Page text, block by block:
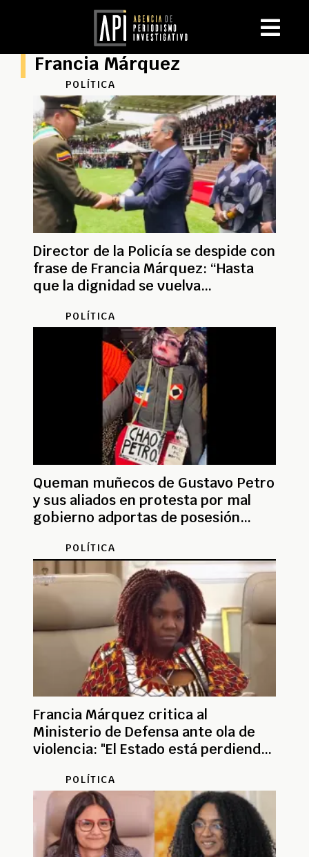
Francia Márquez
POLÍTICA
Director de la Policía se despide con
frase de Francia Márquez: “Hasta
que la dignidad se vuelva
POLÍTICA
Queman muñecos de Gustavo Petro
y sus aliados en protesta por mal
gobierno adportas de posesión
POLÍTICA
Francia Márquez critica al
Ministerio de Defensa ante ola de
violencia: "El Estado está perdiendo
POLÍTICA